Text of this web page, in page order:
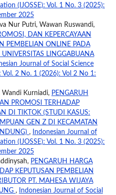
(IJOSSE): Vol. 1 No. 3 (2025):
2025
Nur Putri, Wawan Ruswandi,
DAN KEPERCAYAAN
PEMBELIAN ONLINE PADA
LINGGABUANA
Journal of Social Science
Vol. 2 No. 1 (2026): Vol 2 No 1:
Wandi Kurniadi, PENGARUH
PROMOSI TERHADAP
DI TIKTOK (STUDI KASUS:
GEN Z DI KECAMATAN
,
Indonesian Journal of
(IJOSSE): Vol. 1 No. 3 (2025):
2025
PENGARUH HARGA
KEPUTUSAN PEMBELIAN
PT. MAHESA WIJAYA
,
Indonesian Journal of Social